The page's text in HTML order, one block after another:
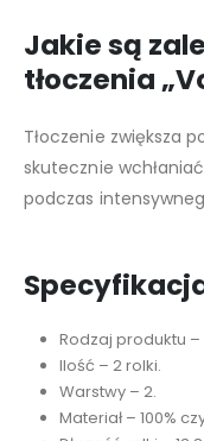
Jakie są
tłoczenia
Tłoczenie zwiększa
skutecznie
podczas
Rodzaj produktu
Ilość – 2 rolki.
Warstwy – 2.
Materiał – 100%